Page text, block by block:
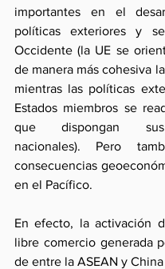
importantes en el
políticas exteriores y
Occidente (la UE se
de manera más cohesiva
mientras las políticas
Estados miembros se
que dispongan
nacionales). Pero
consecuencias
en el Pacífico.
En efecto, la activación
libre comercio generada
de entre la ASEAN y